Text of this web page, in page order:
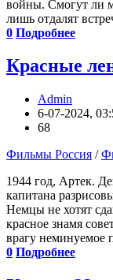
войны. Смогут ли
лишь отдалят
0 Подробнее
Красные
Admin
6-07-2024,
68
Фильмы Россия /
1944 год, Артек.
капитана
Немцы не хотят
красное знамя
врагу неминуемое
0 Подробнее